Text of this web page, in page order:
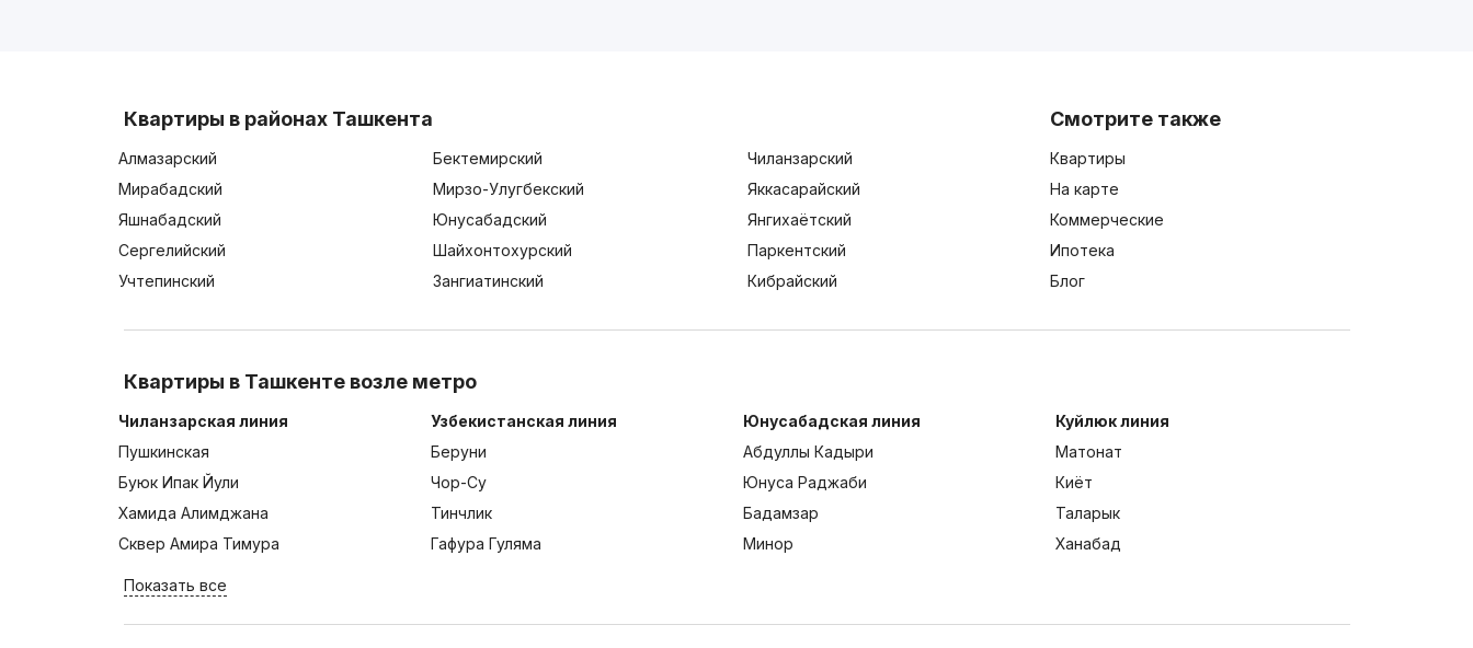
Квартиры в районах Ташкента
Алмазарский Бектемирский
Чиланзарский
Мирабадский
Мирзо-Улугбекский
Яккасарайский
Яшнабадский
Юнусабадский
Янгихаётский
Сергелийский
Шайхонтохурский
Паркентский
Учтепинский
Зангиатинский Кибрайский
Смотрите также
Квартиры
На карте
Коммерческие
Ипотека
Блог
Квартиры в Ташкенте возле метро
Чиланзарская линия
Пушкинская
Буюк Ипак Йули
Хамида Алимджана
Сквер Амира Тимура
Узбекистанская линия
Беруни
Чор-Су
Тинчлик
Гафура Гуляма
Юнусабадская линия
Абдуллы Кадыри
Юнуса Раджаби
Бадамзар
Минор
Куйлюк линия
Матонат
Киёт
Таларык
Ханабад
Показать все